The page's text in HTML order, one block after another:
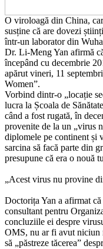
O viroloagă din China,
susține că are dovezi
într-un laborator din
Dr. Li-Meng Yan afirmă
începând cu decembrie
apărut vineri, 11
Women”.
Vorbind dintr-o „locație
lucra la Școala de
când a fost rugată, în
provenite de la un „virus
diplomele pe continent și
sarcina să facă parte din
presupune că era o nouă
„Acest virus nu provine
Doctorița Yan a afirmat
consultant pentru
concluziile ei despre
OMS, nu ar fi avut niciun
să „păstreze tăcerea”